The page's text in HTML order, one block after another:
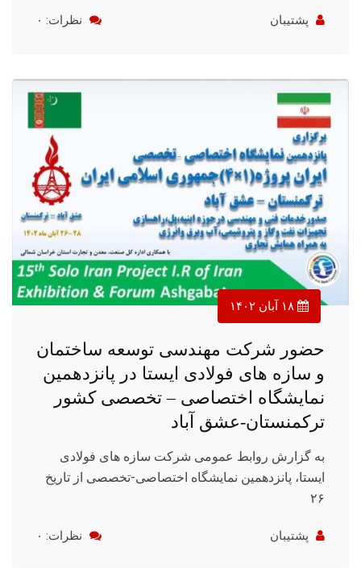
پشتیبان نظرات: ۰
حضور شرکت مهندسی توسعه ساختمان
و سازه های فولادی ایستا در پانزدهمین
نمایشگاه اختصاصی – تخصصی کشور
ترکمنستان-عشق آباد
به گزارش روابط عمومی شرکت سازه های فولادی
ایستا، پانزدهمین نمایشگاه اختصاصی-تخصصی از تاریخ
۲۶
پشتیبان نظرات: ۰